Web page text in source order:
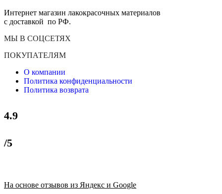
Интернет магазин лакокрасочных материалов
с доставкой по РФ.
МЫ В СОЦСЕТЯХ
ПОКУПАТЕЛЯМ
О компании
Политика конфиденциальности
Политика возврата
4.9
/5
На основе отзывов из Яндекс и Google